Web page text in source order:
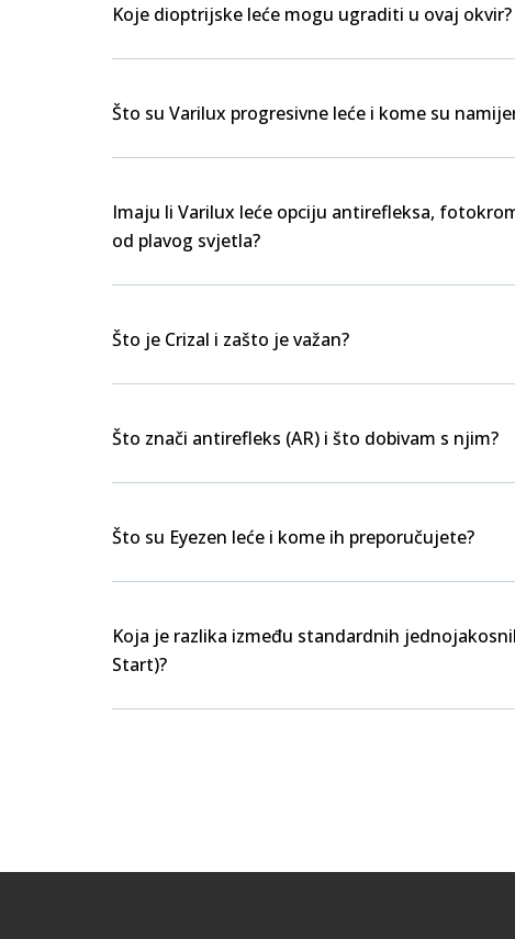
Koje dioptrijske leće mogu ugraditi u ovaj okvir?
Što su Varilux progresivne leće i kome su
Imaju li Varilux leće opciju antirefleksa,
od plavog svjetla?
Što je Crizal i zašto je važan?
Što znači antirefleks (AR) i što dobivam s njim?
Što su Eyezen leće i kome ih preporučujete?
Koja je razlika između standardnih
Start)?